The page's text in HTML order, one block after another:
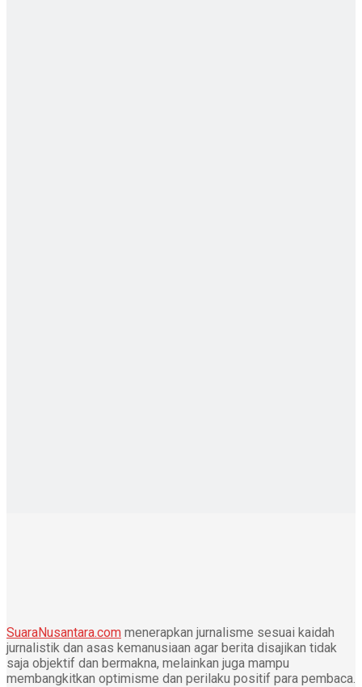
SuaraNusantara.com menerapkan jurnalisme sesuai kaidah
jurnalistik dan asas kemanusiaan agar berita disajikan tidak
saja objektif dan bermakna, melainkan juga mampu
membangkitkan optimisme dan perilaku positif para pembaca.